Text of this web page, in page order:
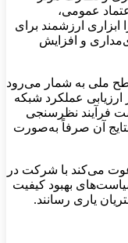
عمومی،
ابزاری ارزشمند برای
و افزایش
ملی به شمار می‌رود
عملکرد شبکه
فرآیند نظرسنجی
آن صرفاً به‌صورت
می‌کند با شرکت در
بهبود کیفیت
یاری رسانند.